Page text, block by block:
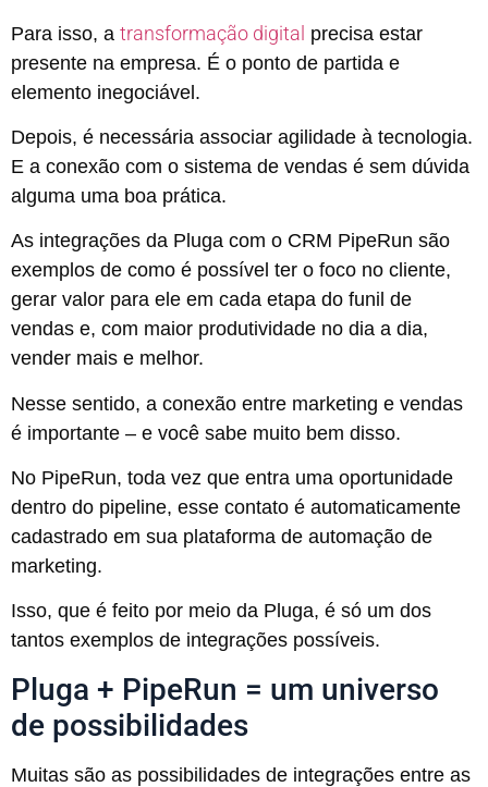
Para isso, a transformação digital precisa estar
presente na empresa. É o ponto de partida e
elemento inegociável.
Depois, é necessária associar agilidade à tecnologia.
E a conexão com o sistema de vendas é sem dúvida
alguma uma boa prática.
As integrações da Pluga com o CRM PipeRun são
exemplos de como é possível ter o foco no cliente,
gerar valor para ele em cada etapa do funil de
vendas e, com maior produtividade no dia a dia,
vender mais e melhor.
Nesse sentido, a conexão entre marketing e vendas
é importante – e você sabe muito bem disso.
No PipeRun, toda vez que entra uma oportunidade
dentro do pipeline, esse contato é automaticamente
cadastrado em sua plataforma de automação de
marketing.
Isso, que é feito por meio da Pluga, é só um dos
tantos exemplos de integrações possíveis.
Pluga + PipeRun = um universo
de possibilidades
Muitas são as possibilidades de integrações entre as